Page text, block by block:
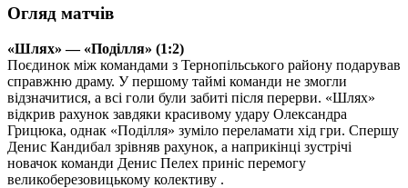
Огляд матчів
«Шлях» — «Поділля» (1:2)
Поєдинок між командами з Тернопільського району подарував
справжню драму. У першому таймі команди не змогли
відзначитися, а всі голи були забиті після перерви. «Шлях»
відкрив рахунок завдяки красивому удару Олександра
Грицюка, однак «Поділля» зуміло переламати хід гри. Спершу
Денис Кандибал зрівняв рахунок, а наприкінці зустрічі
новачок команди Денис Пелех приніс перемогу
великоберезовицькому колективу .